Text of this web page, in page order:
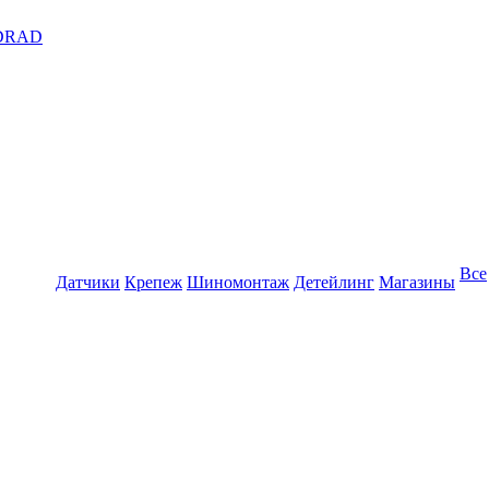
Датчики Крепеж Шиномонтаж Детейлинг Магазины Все